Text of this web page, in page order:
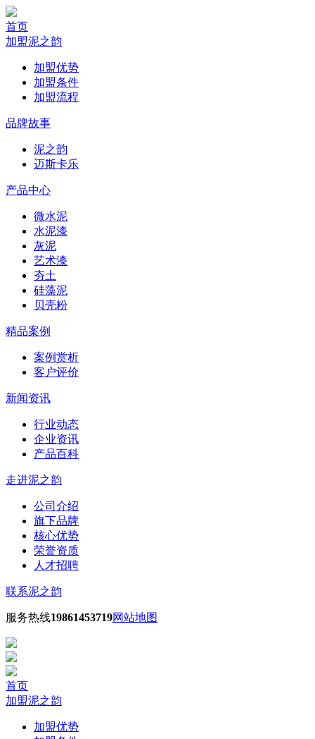
首页
加盟泥之韵
加盟优势
加盟条件
加盟流程
品牌故事
泥之韵
迈斯卡乐
产品中心
微水泥
水泥漆
灰泥
艺术漆
夯土
硅藻泥
贝壳粉
精品案例
案例赏析
客户评价
新闻资讯
行业动态
企业资讯
产品百科
走进泥之韵
公司介绍
旗下品牌
核心优势
荣誉资质
人才招聘
联系泥之韵
服务热线19861453719网站地图
首页
加盟泥之韵
加盟优势